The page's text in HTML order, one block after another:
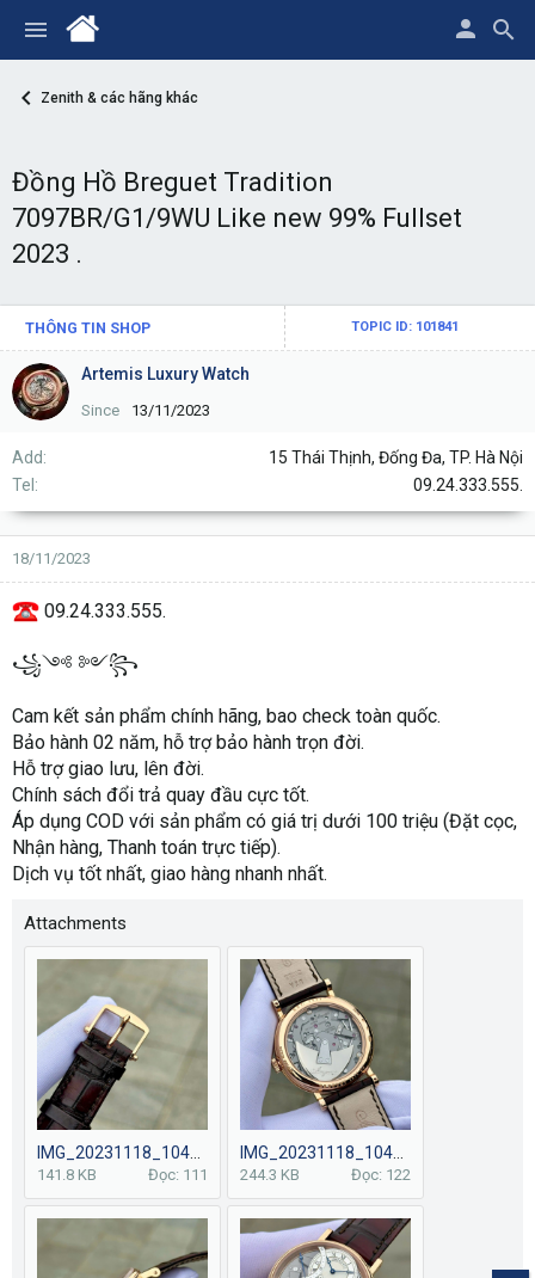
Zenith & các hãng khác
Đồng Hồ Breguet Tradition
7097BR/G1/9WU Like new 99% Fullset
2023 .
THÔNG TIN SHOP TOPIC ID: 101841
Artemis Luxury Watch
Since 13/11/2023
Add
15 Thái Thịnh, Đống Đa, TP. Hà Nội
Tel
09.24.333.555.
18/11/2023
09.24.333.555.
꧁༺ ༻꧂
Cam kết sản phẩm chính hãng, bao check toàn quốc.
Bảo hành 02 năm, hỗ trợ bảo hành trọn đời.
Hỗ trợ giao lưu, lên đời.
Chính sách đổi trả quay đầu cực tốt.
Áp dụng COD với sản phẩm có giá trị dưới 100 triệu (Đặt cọc,
Nhận hàng, Thanh toán trực tiếp).
Dịch vụ tốt nhất, giao hàng nhanh nhất.
Attachments
IMG_20231118_104428.jpg
141.8 KB Đọc: 111
IMG_20231118_104423.jpg
244.3 KB Đọc: 122